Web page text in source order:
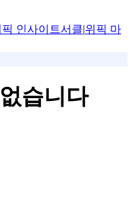
픽 인사이트서클|위픽 마
습니다